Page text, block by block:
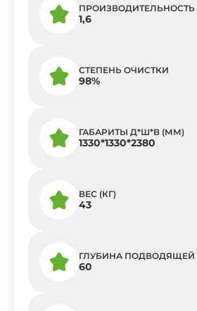
ПРОИЗВОДИТЕЛЬНОСТЬ
1,6
СТЕПЕНЬ ОЧИСТКИ
98%
ГАБАРИТЫ Д*Ш*В (ММ)
1330*1330*2380
ВЕС (КГ)
43
ГЛУБИНА ПОДВОДЯЩЕЙ
60